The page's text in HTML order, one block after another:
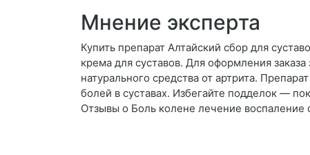
Мнение эксперта
Купить препарат Алтайский сбор для
крема для суставов. Для оформления
натурального средства от артрита.
болей в суставах. Избегайте подделок —
Отзывы о Боль колене лечение воспаление